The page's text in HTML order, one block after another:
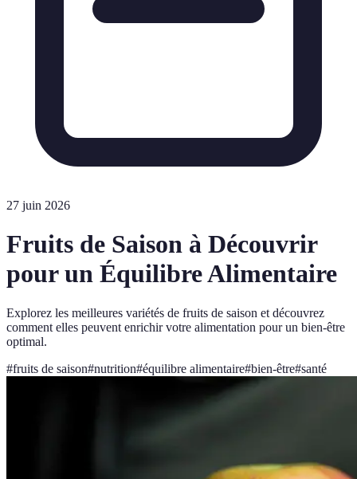
27 juin 2026
Fruits de Saison à Découvrir
pour un Équilibre Alimentaire
Explorez les meilleures variétés de fruits de saison et découvrez
comment elles peuvent enrichir votre alimentation pour un bien-être
optimal.
#fruits de saison#nutrition#équilibre alimentaire#bien-être#santé